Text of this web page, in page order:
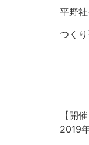
平野
つく
【開催
2019